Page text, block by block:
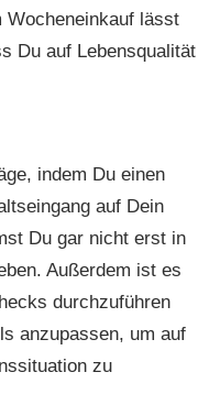
Wocheneinkauf lässt
Du auf Lebensqualität
indem Du einen
auf Dein
Du gar nicht erst in
Außerdem ist es
durchzuführen
anzupassen, um auf
zu